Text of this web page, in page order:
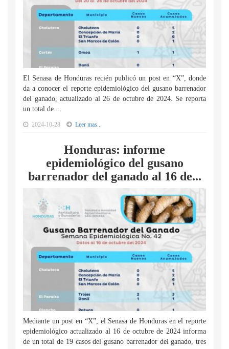
El Senasa de Honduras recién publicó un post en “X”, donde
da a conocer el reporte epidemiológico del gusano barrenador
del ganado, actualizado al 26 de octubre de 2024. Se reporta
un total de...
2024-10-28 Leer mas...
Honduras: informe
epidemiológico del gusano
barrenador del ganado al 16 de...
Mediante un post en “X”, el Senasa de Honduras en el reporte
epidemiológico actualizado al 16 de octubre de 2024 informa
de un total de 19 casos del gusano barrenador del ganado, tres